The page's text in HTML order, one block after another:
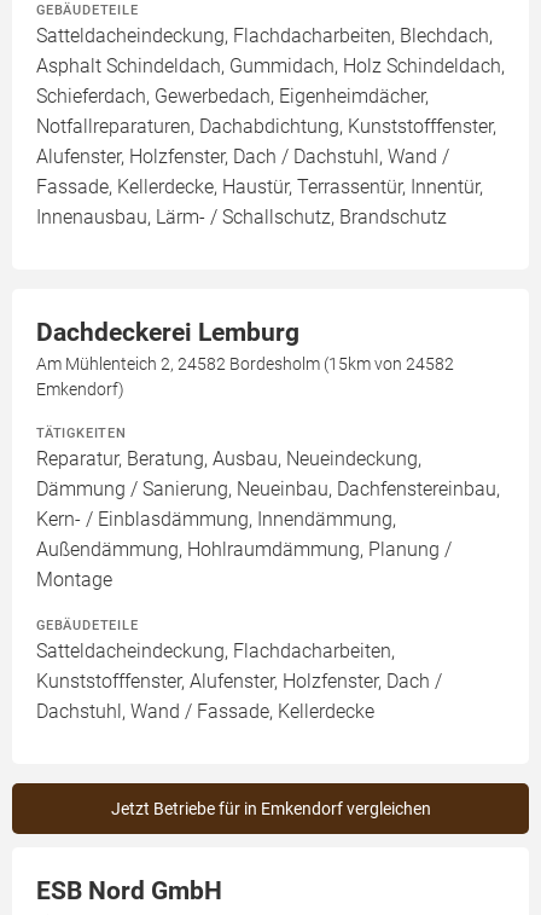
GEBÄUDETEILE
Satteldacheindeckung, Flachdacharbeiten, Blechdach,
Asphalt Schindeldach, Gummidach, Holz Schindeldach,
Schieferdach, Gewerbedach, Eigenheimdächer,
Notfallreparaturen, Dachabdichtung, Kunststofffenster,
Alufenster, Holzfenster, Dach / Dachstuhl, Wand /
Fassade, Kellerdecke, Haustür, Terrassentür, Innentür,
Innenausbau, Lärm- / Schallschutz, Brandschutz
Dachdeckerei Lemburg
Am Mühlenteich 2, 24582 Bordesholm (15km von 24582
Emkendorf)
TÄTIGKEITEN
Reparatur, Beratung, Ausbau, Neueindeckung,
Dämmung / Sanierung, Neueinbau, Dachfenstereinbau,
Kern- / Einblasdämmung, Innendämmung,
Außendämmung, Hohlraumdämmung, Planung /
Montage
GEBÄUDETEILE
Satteldacheindeckung, Flachdacharbeiten,
Kunststofffenster, Alufenster, Holzfenster, Dach /
Dachstuhl, Wand / Fassade, Kellerdecke
Jetzt Betriebe für in Emkendorf vergleichen
ESB Nord GmbH